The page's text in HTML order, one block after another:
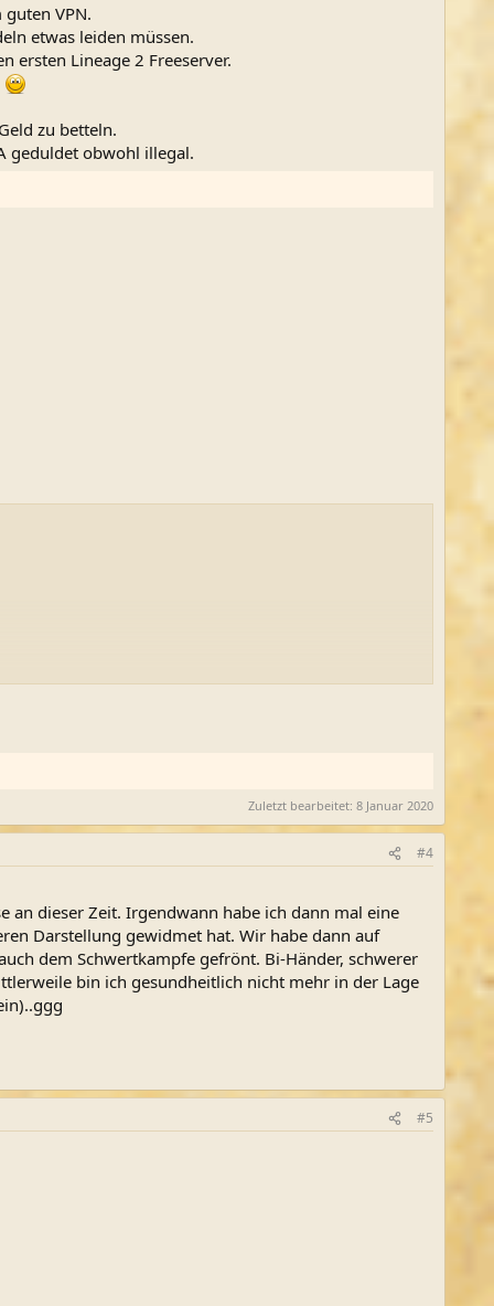
VPN.
etwas leiden müssen.
ersten Lineage 2 Freeserver.
zu betteln.
geduldet obwohl illegal.
Zuletzt bearbeitet: 8 Januar 2020
#4
an dieser Zeit. Irgendwann habe ich dann mal eine
Darstellung gewidmet hat. Wir habe dann auf
dem Schwertkampfe gefrönt. Bi-Händer, schwerer
bin ich gesundheitlich nicht mehr in der Lage
#5